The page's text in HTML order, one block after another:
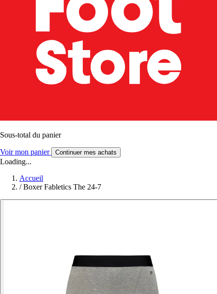
Sous-total du panier
Voir mon panier Continuer mes achats
Loading...
Accueil
/ Boxer Fabletics The 24-7